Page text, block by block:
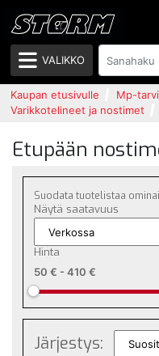
VALIKKO
Kaupan etusivulle Mp-
Varikkotelineet ja nostimet
Etupään
Suodata tuotelistaa
Näytä saatavuus
Hinta
50 € - 410 €
Järjestys: